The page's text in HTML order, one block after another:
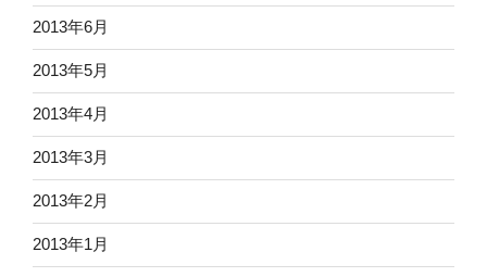
2013年6月
2013年5月
2013年4月
2013年3月
2013年2月
2013年1月